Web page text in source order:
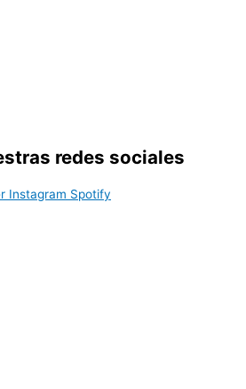
redes sociales
Instagram Spotify